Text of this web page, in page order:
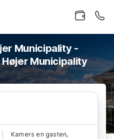
Municipality -
Municipality
Kamers en gasten,